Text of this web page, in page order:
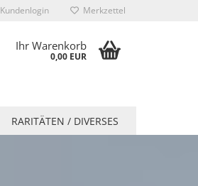
Kundenlogin Merkzettel
Ihr Warenkorb
0,00 EUR
RARITÄTEN / DIVERSES